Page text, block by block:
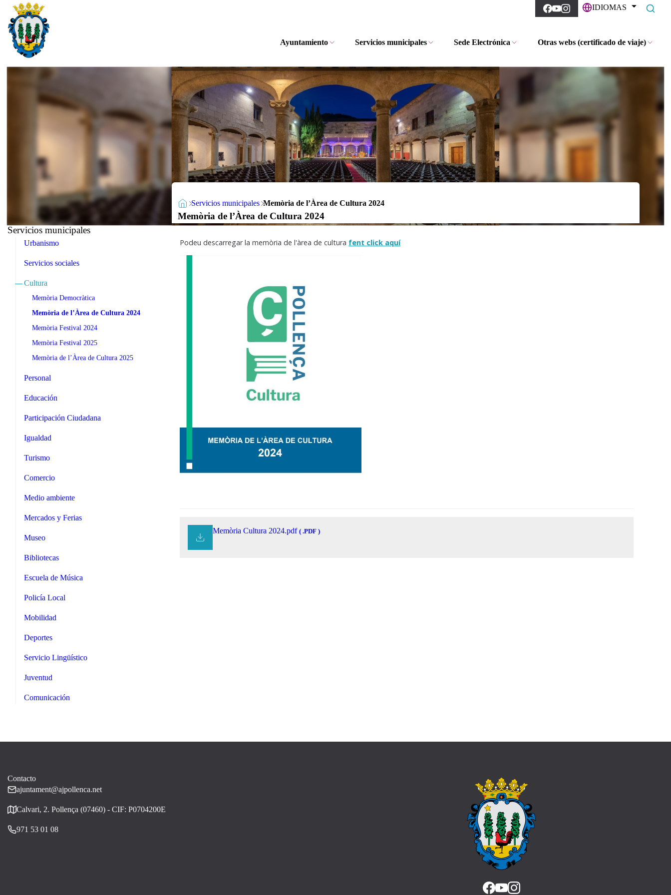
IDIOMAS
Ayuntamiento Servicios municipales Sede Electrónica Otras webs (certificado de viaje)
Servicios municipales Memòria de l’Àrea de Cultura 2024
Memòria de l’Àrea de Cultura 2024
Servicios municipales
Urbanismo
Servicios sociales
Cultura
Memòria Democràtica
Memòria de l’Àrea de Cultura 2024
Memòria Festival 2024
Memòria Festival 2025
Memòria de l’Àrea de Cultura 2025
Personal
Educación
Participación Ciudadana
Igualdad
Turismo
Comercio
Medio ambiente
Mercados y Ferias
Museo
Bibliotecas
Escuela de Música
Policía Local
Mobilidad
Deportes
Servicio Lingüístico
Juventud
Comunicación
Podeu descarregar la memòria de l'àrea de cultura fent click aquí
Memòria Cultura 2024.pdf( .PDF )
Contacto
ajuntament@ajpollenca.net
Calvari, 2. Pollença (07460) - CIF: P0704200E
971 53 01 08